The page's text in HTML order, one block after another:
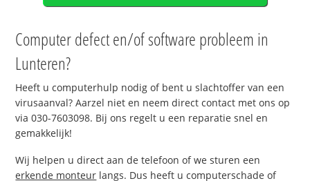
Computer defect en/of software probleem in
Lunteren?
Heeft u computerhulp nodig of bent u slachtoffer van een
virusaanval? Aarzel niet en neem direct contact met ons op
via 030-7603098. Bij ons regelt u een reparatie snel en
gemakkelijk!
Wij helpen u direct aan de telefoon of we sturen een
erkende monteur langs. Dus heeft u computerschade of